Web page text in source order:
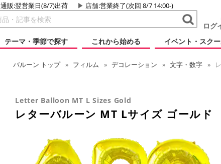
通販:翌営業日(8/7)出荷 店舗:営業終了(次回 8/7 14:00-)
ログ
テーマ・季節で探す
これから始める イベント・スク
バルーン トップ フィルム デコレーション 文字・数字
Letter Balloon MT L Sizes Gold
レターバルーン MT Lサイズ ゴールド